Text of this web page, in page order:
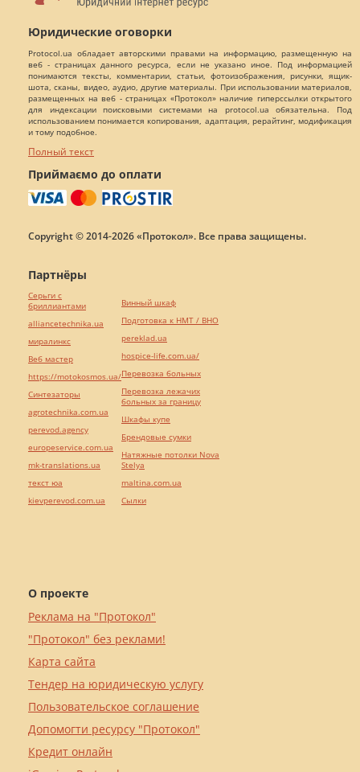
Юридические оговорки
Protocol.ua обладает авторскими правами на информацию, размещенную на
веб - страницах данного ресурса, если не указано иное. Под информацией
понимаются тексты, комментарии, статьи, фотоизображения, рисунки, ящик-
шота, сканы, видео, аудио, другие материалы. При использовании материалов,
размещенных на веб - страницах «Протокол» наличие гиперссылки открытого
для индексации поисковыми системами на protocol.ua обязательна. Под
использованием понимается копирования, адаптация, рерайтинг, модификация
и тому подобное.
Полный текст
Приймаємо до оплати
Copyright © 2014-2026 «Протокол». Все права защищены.
О проекте
Реклама на "Протокол"
"Протокол" без реклами!
Карта сайта
Тендер на юридическую услугу
Пользовательское соглашение
Допомогти ресурсу "Протокол"
Кредит онлайн
Партнёры
Серьги с
бриллиантами
alliancetechnika.ua
миралинкс
Веб мастер
https://motokosmos.ua/
Синтезаторы
agrotechnika.com.ua
perevod.agency
europeservice.com.ua
mk-translations.ua
текст юа
kievperevod.com.ua
Винный шкаф
Подготовка к НМТ / ВНО
pereklad.ua
hospice-life.com.ua/
Перевозка больных
Перевозка лежачих
больных за границу
Шкафы купе
Брендовые сумки
Натяжные потолки Nova
Stelya
maltina.com.ua
Cылки